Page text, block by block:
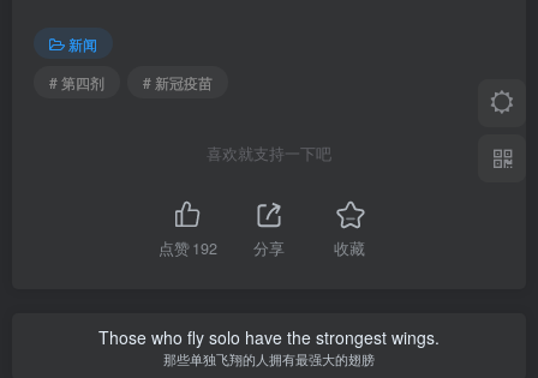
新闻
# 第四剂
# 新冠疫苗
喜欢就支持一下吧
点赞192 分享 收藏
Those who fly solo have the strongest wings.
那些单独飞翔的人拥有最强大的翅膀